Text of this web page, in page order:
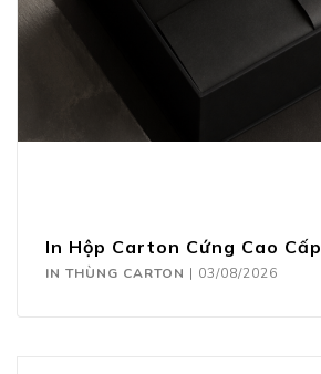
In Hộp Carton Cứng Cao Cấp
IN THÙNG CARTON | 03/08/2026